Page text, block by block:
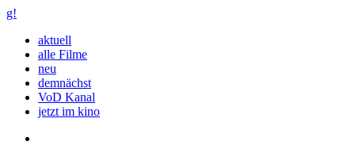
g!
aktuell
alle Filme
neu
demnächst
VoD Kanal
jetzt im kino